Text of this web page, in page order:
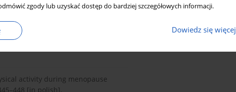
zgody lub uzyskać dostęp do bardziej szczegółowych informacji.
Dowiedz się więcej
of a woman (Menopauza –
activity during menopause
[in polish].